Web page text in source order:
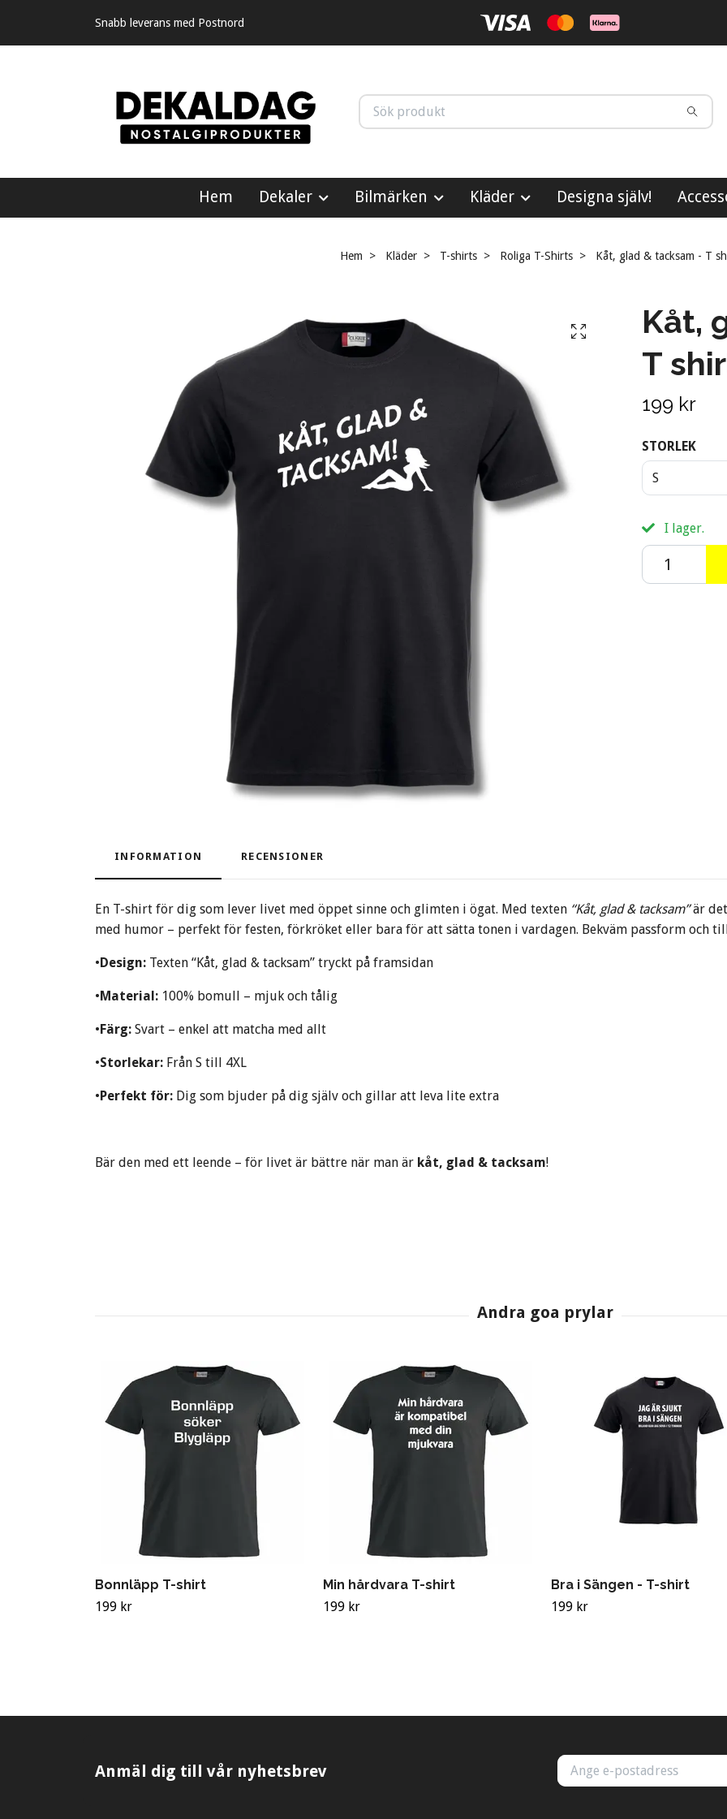
Snabb leverans med Postnord
Hem Dekaler Bilmärken Kläder Designa själv!
Hem Kläder T-shirts Roliga T-Shirts Kåt, glad & tacksam - T
Kåt,
T
199 kr
STORLEK
S
I lager.
INFORMATION RECENSIONER
En T-shirt för dig som lever livet med öppet sinne och glimten i ögat. Med texten “Kåt, glad & tacksam”är
med humor – perfekt för festen, förkröket eller bara för att sätta tonen i vardagen. Bekväm passform och
•Design: Texten “Kåt, glad & tacksam” tryckt på framsidan
•Material: 100% bomull – mjuk och tålig
•Färg: Svart – enkel att matcha med allt
•Storlekar: Från S till 4XL
•Perfekt för: Dig som bjuder på dig själv och gillar att leva lite extra
Bär den med ett leende – för livet är bättre när man är kåt, glad & tacksam!
Bonnläpp T-shirt
199 kr
Min hårdvara T-shirt
199 kr
Bra i Sängen - T-shirt
199 kr
Anmäl dig till vår nyhetsbrev